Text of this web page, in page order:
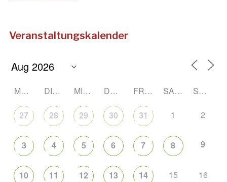
Veranstaltungskalender
MONTAG DIENSTAG MITTWOCH DONNERSTAG FREITAG SAMSTAG SONNTAG
27 28 29 30 31 1 2
3 4 5 6 7 8 9
10 11 12 13 14 15 16